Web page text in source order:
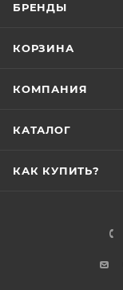
БРЕНДЫ
КОРЗИНА
КОМПАНИЯ
КАТАЛОГ
КАК КУПИТЬ?